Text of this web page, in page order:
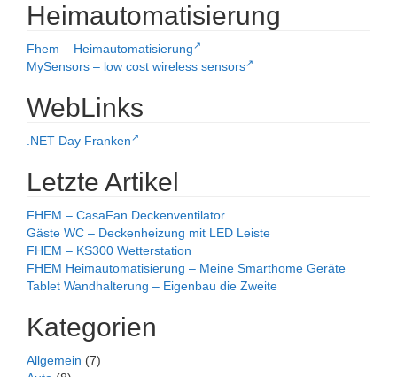
Heimautomatisierung
Fhem – Heimautomatisierung
MySensors – low cost wireless sensors
WebLinks
.NET Day Franken
Letzte Artikel
FHEM – CasaFan Deckenventilator
Gäste WC – Deckenheizung mit LED Leiste
FHEM – KS300 Wetterstation
FHEM Heimautomatisierung – Meine Smarthome Geräte
Tablet Wandhalterung – Eigenbau die Zweite
Kategorien
Allgemein (7)